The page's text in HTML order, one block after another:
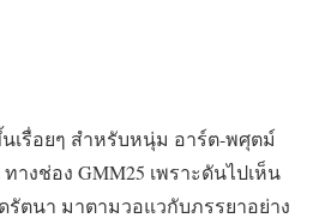
เรื่อยๆ สำหรับหนุ่ม อาร์ต-พศุตม์
างช่อง GMM25 เพราะดันไปเห็น
ตนา มาตามวอแวกับภรรยาอย่าง